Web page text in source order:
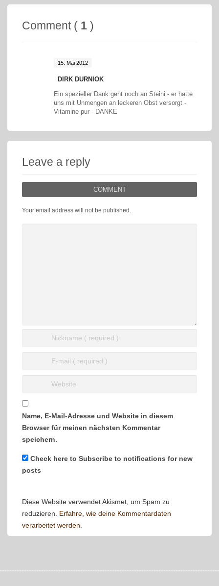
Comment ( 1 )
15. Mai 2012
DIRK DURNIOK
Ein spezieller Dank geht noch an Steini - er hatte
uns mit Unmengen an leckeren Obst versorgt -
Vitamine pur - DANKE
Leave a reply
COMMENT
Your email address will not be published.
Name, E-Mail-Adresse und Website in diesem
Browser für meinen nächsten Kommentar
speichern.
Check here to Subscribe to notifications for new
posts
Diese Website verwendet Akismet, um Spam zu
reduzieren. Erfahre, wie deine Kommentardaten
verarbeitet werden.